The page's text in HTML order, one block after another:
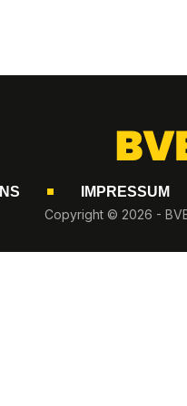
IMPRESSUM
Copyright © 2026 -